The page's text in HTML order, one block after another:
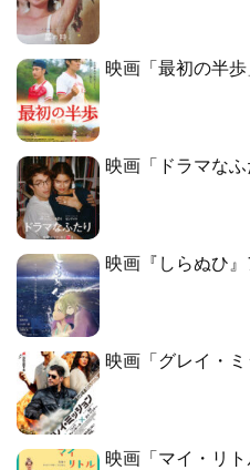
映画「最初の半
映画「ドラマな
映画『しらぬひ
映画「グレイ・
映画「マイ・リ